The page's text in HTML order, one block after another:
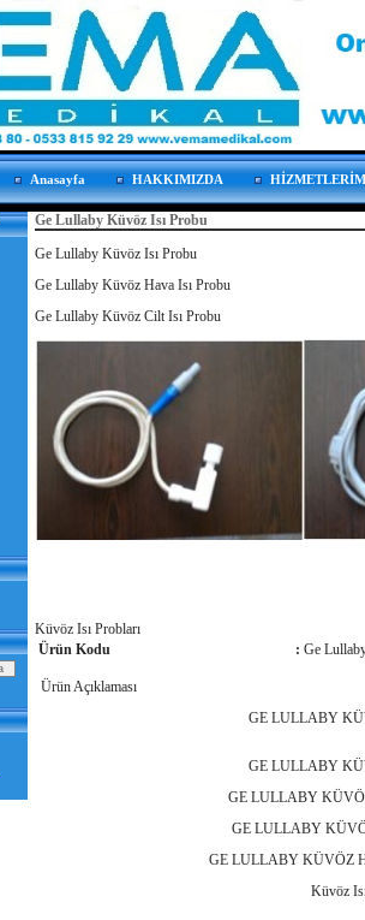
Anasayfa HAKKIMIZDA
Ge Lullaby Küvöz Isı Probu
Ge Lullaby Küvöz Isı Probu
Ge Lullaby Küvöz Hava Isı Probu
Ge Lullaby Küvöz Cilt Isı Probu
Küvöz Isı Probları
Ürün Kodu
: Ge
Ürün Açıklaması
GE LULLABY
GE LULLABY
GE LULLABY
GE LULLABY
GE LULLABY KÜVÖZ
Küvöz